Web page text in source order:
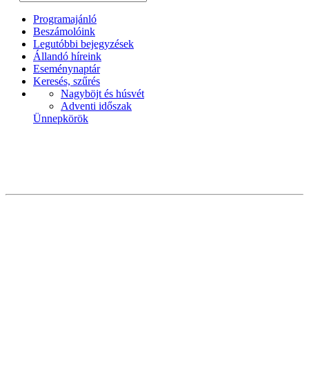
Programajánló
Beszámolóink
Legutóbbi bejegyzések
Állandó híreink
Eseménynaptár
Keresés, szűrés
Nagyböjt és húsvét
Adventi időszak
Ünnepkörök